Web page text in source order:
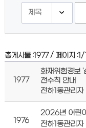
총게시물 :1977/ 페이지 :1/
1977
화재위험경보 '
전수칙 안내
전하1동관리자
1976
2026년 어린
전하1동관리자